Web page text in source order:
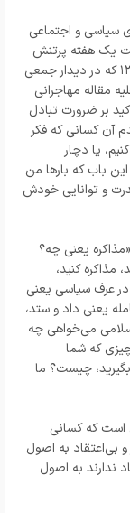
سیاسی و اجتماعی
یک هفته پرتنش
مطبوعاتی، سخنان رهبر انقلاب در ۱۲ اردیبهشت ۱۳۶۹ که در دیدار جمعی
مقاله مهاجرانی
بر ضرورت تبادل
آن کسانى که فکر
یا دچار
باب که بارها من
و توانایى خودش
یعنى چه؟
مذاکره کنید،
عرف سیاسى یعنى
یعنى داد و ستد،
می‌خواهى چه
چیزى که شما
چیست؟ ما
است که کسانى
بى‌اعتقاد به اصول
ندارند به اصول